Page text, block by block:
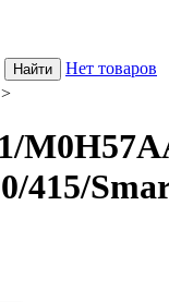
Нет товаров
>
415/